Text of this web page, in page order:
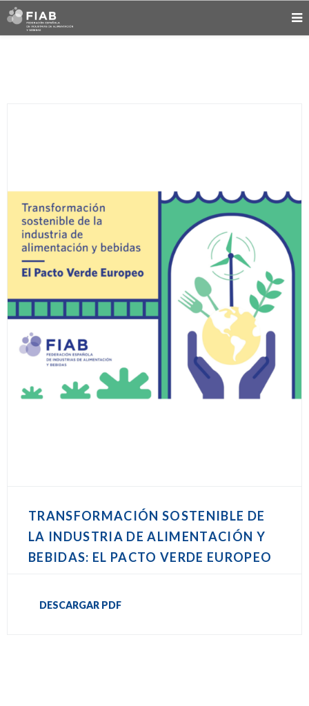
TRANSFORMACIÓN SOSTENIBLE DE
LA INDUSTRIA DE ALIMENTACIÓN Y
BEBIDAS: EL PACTO VERDE EUROPEO
DESCARGAR PDF